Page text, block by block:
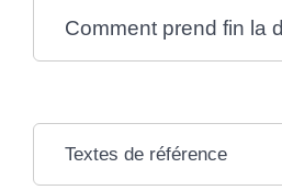
Comment prend fin la
Textes de référence